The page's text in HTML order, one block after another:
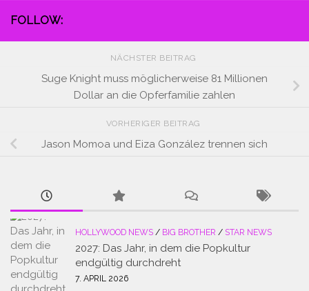
FOLLOW:
NÄCHSTER BEITRAG
Suge Knight muss möglicherweise 81 Millionen
Dollar an die Opferfamilie zahlen
VORHERIGER BEITRAG
Jason Momoa und Eiza González trennen sich
HOLLYWOOD NEWS / BIG BROTHER / STAR NEWS
2027: Das Jahr, in dem die Popkultur
endgültig durchdreht
7. APRIL 2026